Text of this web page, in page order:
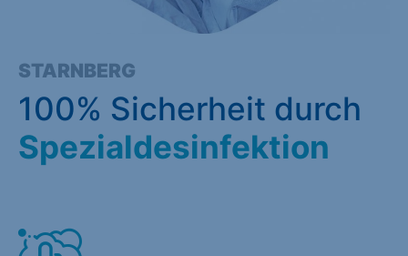
STARNBERG
100% Sicherheit durch
Spezialdesinfektion